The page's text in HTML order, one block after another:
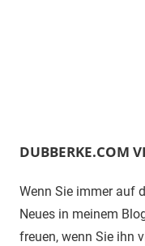
DUBBERKE.COM
Wenn Sie immer auf
Neues in meinem
freuen, wenn Sie ihn